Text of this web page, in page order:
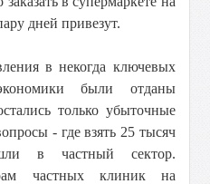
дней привезут.
в некогда ключевых
были отданы
только убыточные
- где взять 25 тысяч
в частный сектор.
частных клиник на